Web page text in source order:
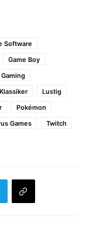
Software
Game Boy
Gaming
Klassiker
Lustig
Pokémon
Games
Twitch